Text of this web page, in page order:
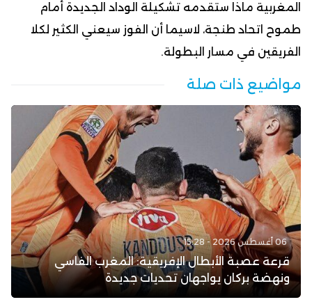
المغربية ماذا ستقدمه تشكيلة الوداد الجديدة أمام
طموح اتحاد طنجة، لاسيما أن الفوز سيعني الكثير لكلا
الفريقين في مسار البطولة.
مواضيع ذات صلة
06 أغسطس 2026 - 15:28
قرعة عصبة الأبطال الإفريقية: المغرب الفاسي
ونهضة بركان يواجهان تحديات جديدة